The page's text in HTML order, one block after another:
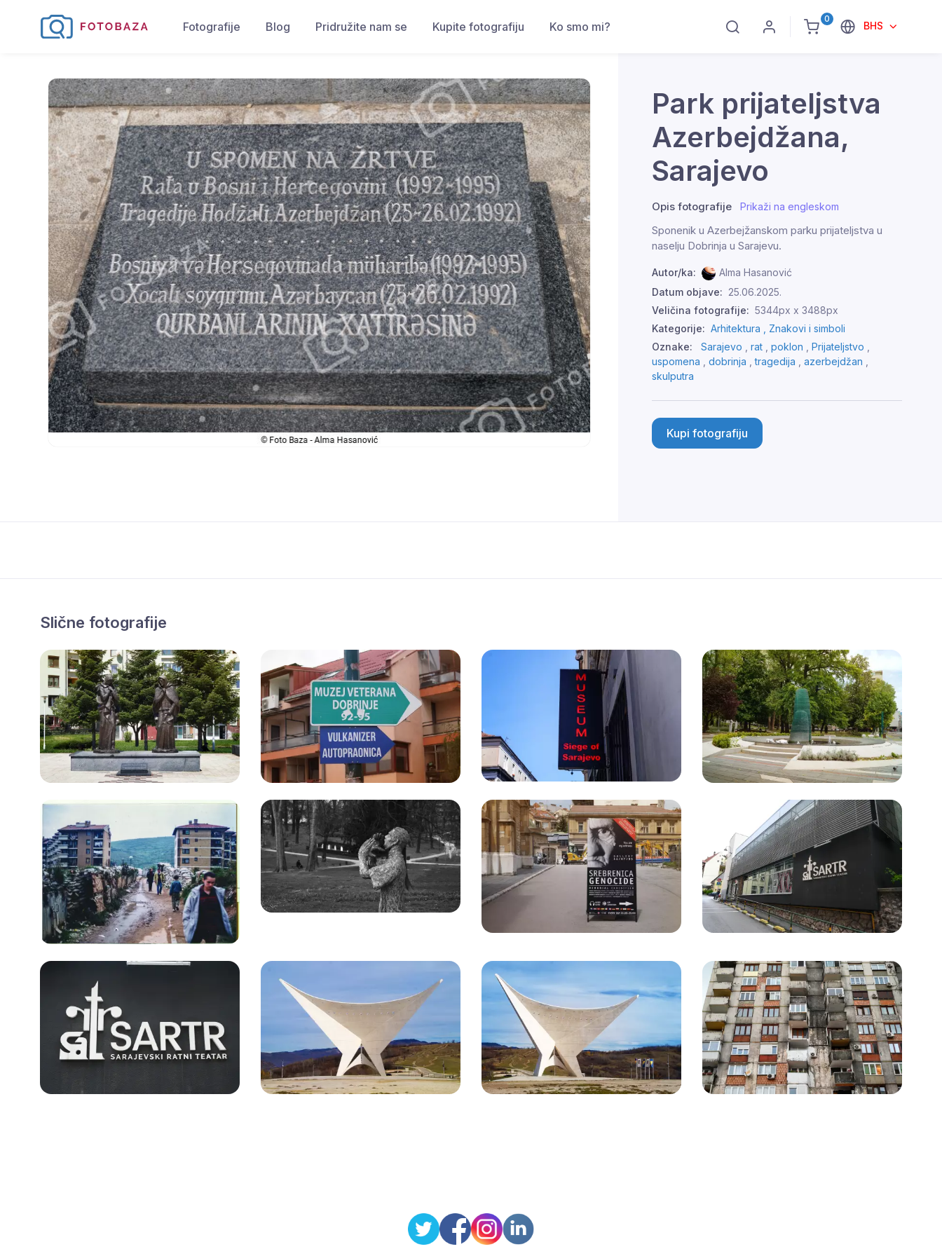
0
BHS
Fotografije Blog Pridružite nam se Kupite fotografiju Ko smo mi?
Park prijateljstva
Azerbejdžana,
Sarajevo
Opis fotografije Prikaži na engleskom
Sponenik u Azerbejžanskom parku prijateljstva u
naselju Dobrinja u Sarajevu.
Autor/ka:
Alma Hasanović
Datum objave: 25.06.2025.
Veličina fotografije: 5344px x 3488px
Kategorije: Arhitektura , Znakovi i simboli
Oznake:
Sarajevo , rat , poklon , Prijateljstvo ,
uspomena , dobrinja ,tragedija , azerbejdžan ,
skulputra
Kupi fotografiju
Slične fotografije